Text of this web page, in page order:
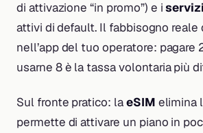
di attivazione “in promo”) e i
attivi di default. Il fabbisogno reale
nell’app del tuo operatore: pagare
usarne 8 è la tassa volontaria più
Sul fronte pratico: laeSIM elimina
permette di attivare un piano in